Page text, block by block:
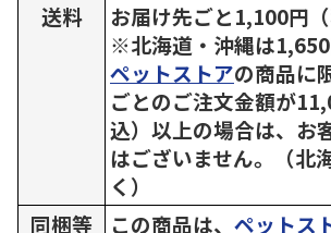
送料
お届け先ごと1,100円（
※北海道・沖縄は1,650
ペットストアの商品に
ごとのご注文金額が
込）以上の場合は、お
はございません。（北
く）
同梱等
この商品は、 ペットス